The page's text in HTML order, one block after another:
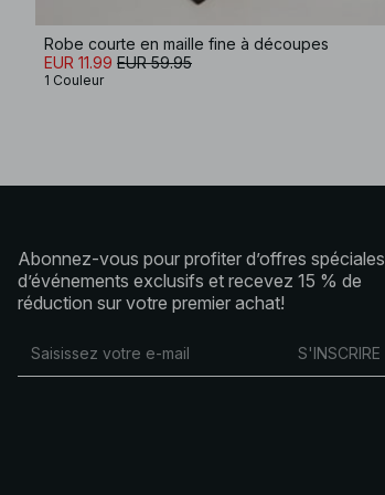
Robe courte en maille fine à découpes
EUR 11.99 EUR 59.95
1 Couleur
Abonnez-vous pour profiter d’offres spéciales,
d’événements exclusifs et recevez 15 % de
réduction sur votre premier achat!
S'INSCRIRE